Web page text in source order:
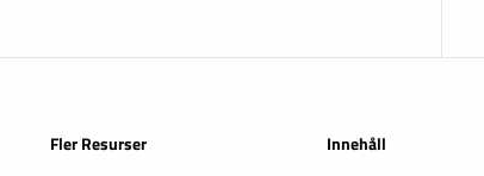
Fler Resurser Innehåll